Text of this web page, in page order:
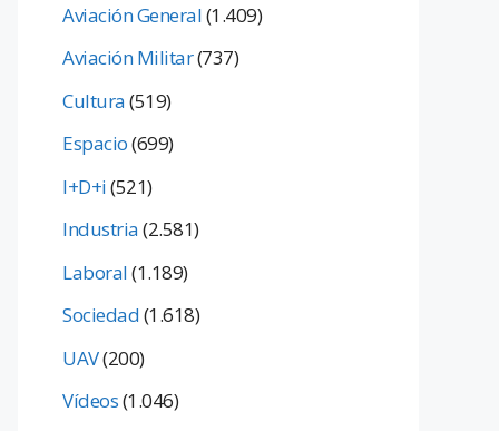
Aviación General(1.409)
Aviación Militar(737)
Cultura(519)
Espacio(699)
I+D+i(521)
Industria(2.581)
Laboral(1.189)
Sociedad(1.618)
UAV(200)
Vídeos(1.046)